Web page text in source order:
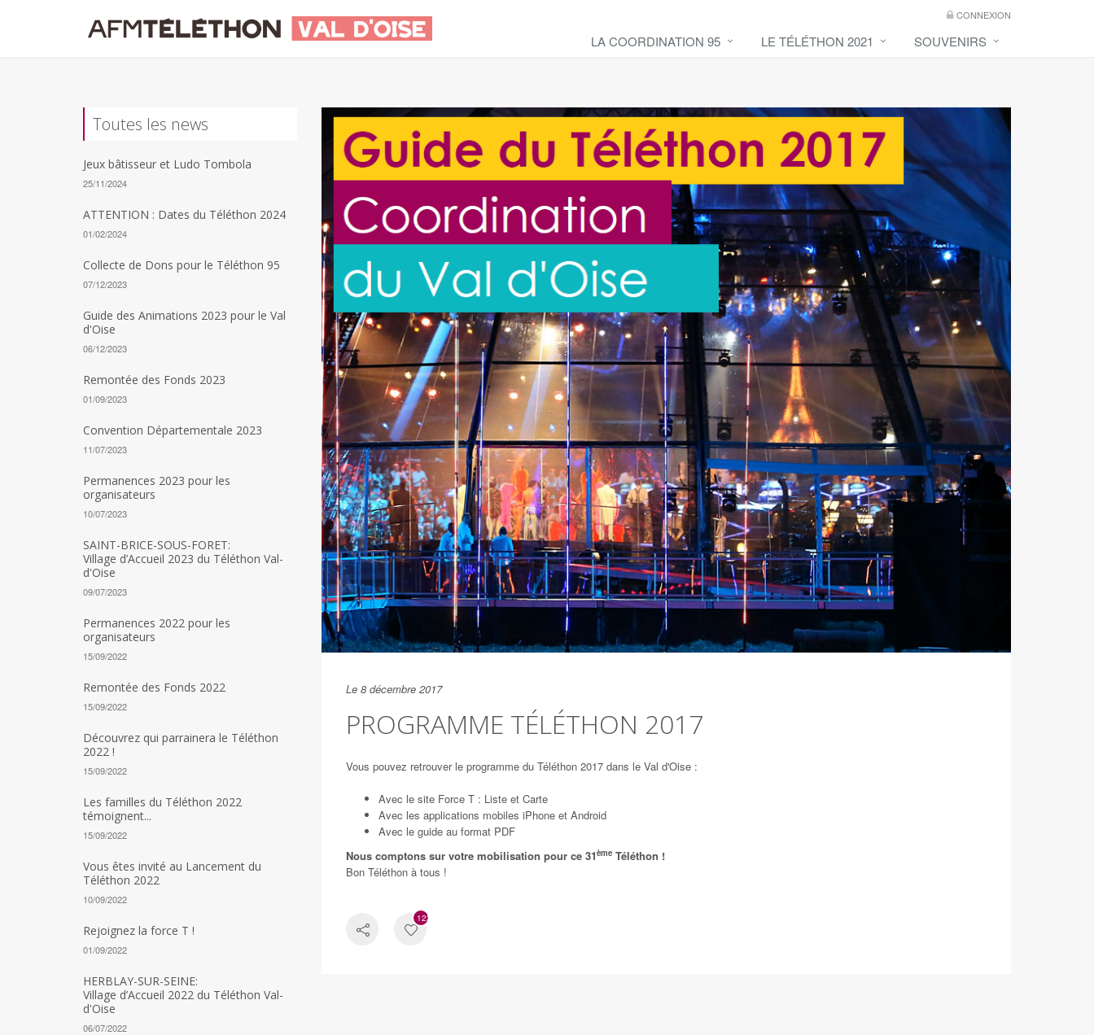
CONNEXION
LA COORDINATION 95 LE TÉLÉTHON 2021 SOUVENIRS
Toutes les news
Jeux bâtisseur et Ludo Tombola
25/11/2024
ATTENTION : Dates du Téléthon 2024
01/02/2024
Collecte de Dons pour le Téléthon 95
07/12/2023
Guide des Animations 2023 pour le Val
d'Oise
06/12/2023
Remontée des Fonds 2023
01/09/2023
Convention Départementale 2023
11/07/2023
Permanences 2023 pour les
organisateurs
10/07/2023
SAINT-BRICE-SOUS-FORET:
Village d’Accueil 2023 du Téléthon Val-
d'Oise
09/07/2023
Permanences 2022 pour les
organisateurs
15/09/2022
Remontée des Fonds 2022
15/09/2022
Découvrez qui parrainera le Téléthon
2022 !
15/09/2022
Les familles du Téléthon 2022
témoignent...
15/09/2022
Vous êtes invité au Lancement du
Téléthon 2022
10/09/2022
Rejoignez la force T !
01/09/2022
HERBLAY-SUR-SEINE:
Village d’Accueil 2022 du Téléthon Val-
d'Oise
06/07/2022
Le 8 décembre 2017
PROGRAMME TÉLÉTHON 2017
Vous pouvez retrouver le programme du Téléthon 2017 dans le Val d'Oise :
Avec le site Force T : Listeet Carte
Avec les applications mobiles iPhoneet Android
Avec le guide au format PDF
Nous comptons sur votre mobilisation pour ce 31èmeTéléthon !
Bon Téléthon à tous !
1222